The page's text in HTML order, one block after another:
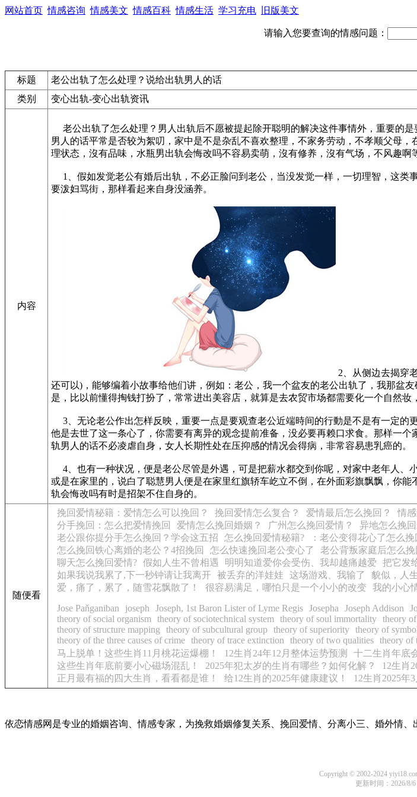
网站首页 情感咨询 情感美文 情感百科 情感生活 学习充电 旧版美文
请输入您要查询的情感问题：
标题
老公出轨了怎么处理？说给出轨男人的话
类别
变心出轨-变心出轨资讯
内容
老公出轨了怎么处理？男人出轨后不愿被提起除开聪明的解决这件事情外，重要的
男人的话平常是否较为絮叨，家中是不是杂乱不喜欢整理，不家务劳动，不孝顺父母
理状态，沒有品味，水瓶男出轨会悔改吗不容易卖萌，沒有修养，沒有气场，不风趣啊
1、假如发觉老公有婚后出轨，不必正脸问到老公，当没发觉一样，一切理智，这类
要泼妇骂街，那样看起来自身没涵养。
2、从侧边去揭穿
还可以)，能够编着小故事给他们讲，例如：老公，我一个盆友的老公出轨了，我那盆
是，比以前懂得掏钱打扮了，常常进出美容店，就算是去农贸市场都需要化一个自然
3、无论老公作出怎样反映，重要一点是要观查老公近端時间的行動是不是有一定的
他是去世了这一条心了，你需要有离异的观念提前准备，没必要再赖口求食。那样一
轨男人的话不必凌虐自身，女人长期性处在压抑感的情况会得病，非常容易患乳癌的。
4、也有一种状况，便是老公尽管是外遇，可是把薪水都交到你呢，对家中老年人、
或是在家里的，说白了聪慧男人便是在家里红旗轿车屹立不倒，在外面彩旗飘飘，你
轨会悔改吗有时是招架不住自身的。
随便看
挽回爱情秘籍：爱情怎么可以挽回？ 挽回爱情怎么复合？ 爱情最后怎么挽回？ 情
分手挽回：怎么把爱情挽回
爱情怎么挽回婚姻？ 广州怎么挽回爱情？ 异地怎么挽回
老公跟你提分手怎么挽回？学会这五招
怎么挽回爱情秘籍? ：老公变得花心了怎么挽
怎么挽回铁心离婚的老公？4招挽回
怎么快速挽回老公变心了 老公背叛家庭后怎么挽
聊天怎么挽回爱情? 假如人生不曾相遇 明明知道爱你会受伤、我却越痛越爱 把它发
如果我说我累了,下一秒钟请让我离开
被丢弃的洋娃娃 这场游戏、我输了 貌似，人
爱，痛了，累了，随雪花飘散了！
很容易满足，哪怕只是一个小小的改变 我的小心
Jose Paňganiban
joseph Joseph, 1st Baron Lister of Lyme Regis Josepha Joseph Addison
theory of social organism
theory of sociotechnical system theory of soul immortality theory
theory of structure mapping
theory of subcultural group theory of superiority theory of
theory of the three causes of crime theory of trace extinction theory of two qualities theory of
马上脱单！这些生肖11月桃花运爆棚！
12生肖24年12月整体运势预测 十二生肖年底
这些生肖年底前要小心磁场混乱！
2025年犯太岁的生肖有哪些？如何化解？ 12生肖
正月最有福的四大生肖，看看都是谁！
给12生肖的2025年健康建议！ 12生肖2025年
依恋情感网是专业的婚姻咨询、情感专家，为挽救婚姻修复关系、挽回爱情、分离小三、婚外情
Copyright © 2002-2024
更新时间：2026/8/6